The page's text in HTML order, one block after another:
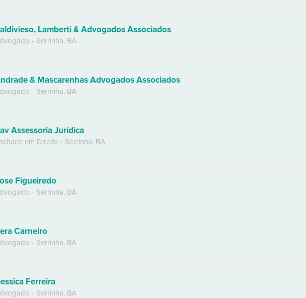
Lamberti & Advogados Associados
- Serrinha, BA
& Mascarenhas Advogados Associados
- Serrinha, BA
Assessoria Jurídica
em Direito - Serrinha, BA
Figueiredo
- Serrinha, BA
Carneiro
- Serrinha, BA
Ferreira
- Serrinha, BA